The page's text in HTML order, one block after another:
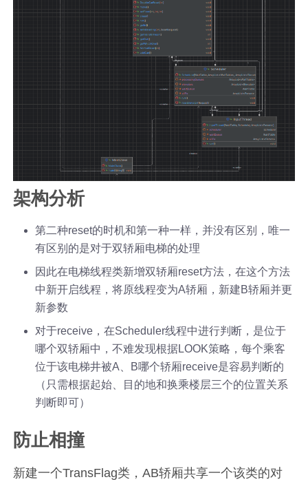
架构分析
第二种reset的时机和第一种一样，并没有区别，唯一
有区别的是对于双轿厢电梯的处理
因此在电梯线程类新增双轿厢reset方法，在这个方法
中新开启线程，将原线程变为A轿厢，新建B轿厢并更
新参数
对于receive，在Scheduler线程中进行判断，是位于
哪个双轿厢中，不难发现根据LOOK策略，每个乘客
位于该电梯井被A、B哪个轿厢receive是容易判断的
（只需根据起始、目的地和换乘楼层三个的位置关系
判断即可）
防止相撞
新建一个TransFlag类，AB轿厢共享一个该类的对